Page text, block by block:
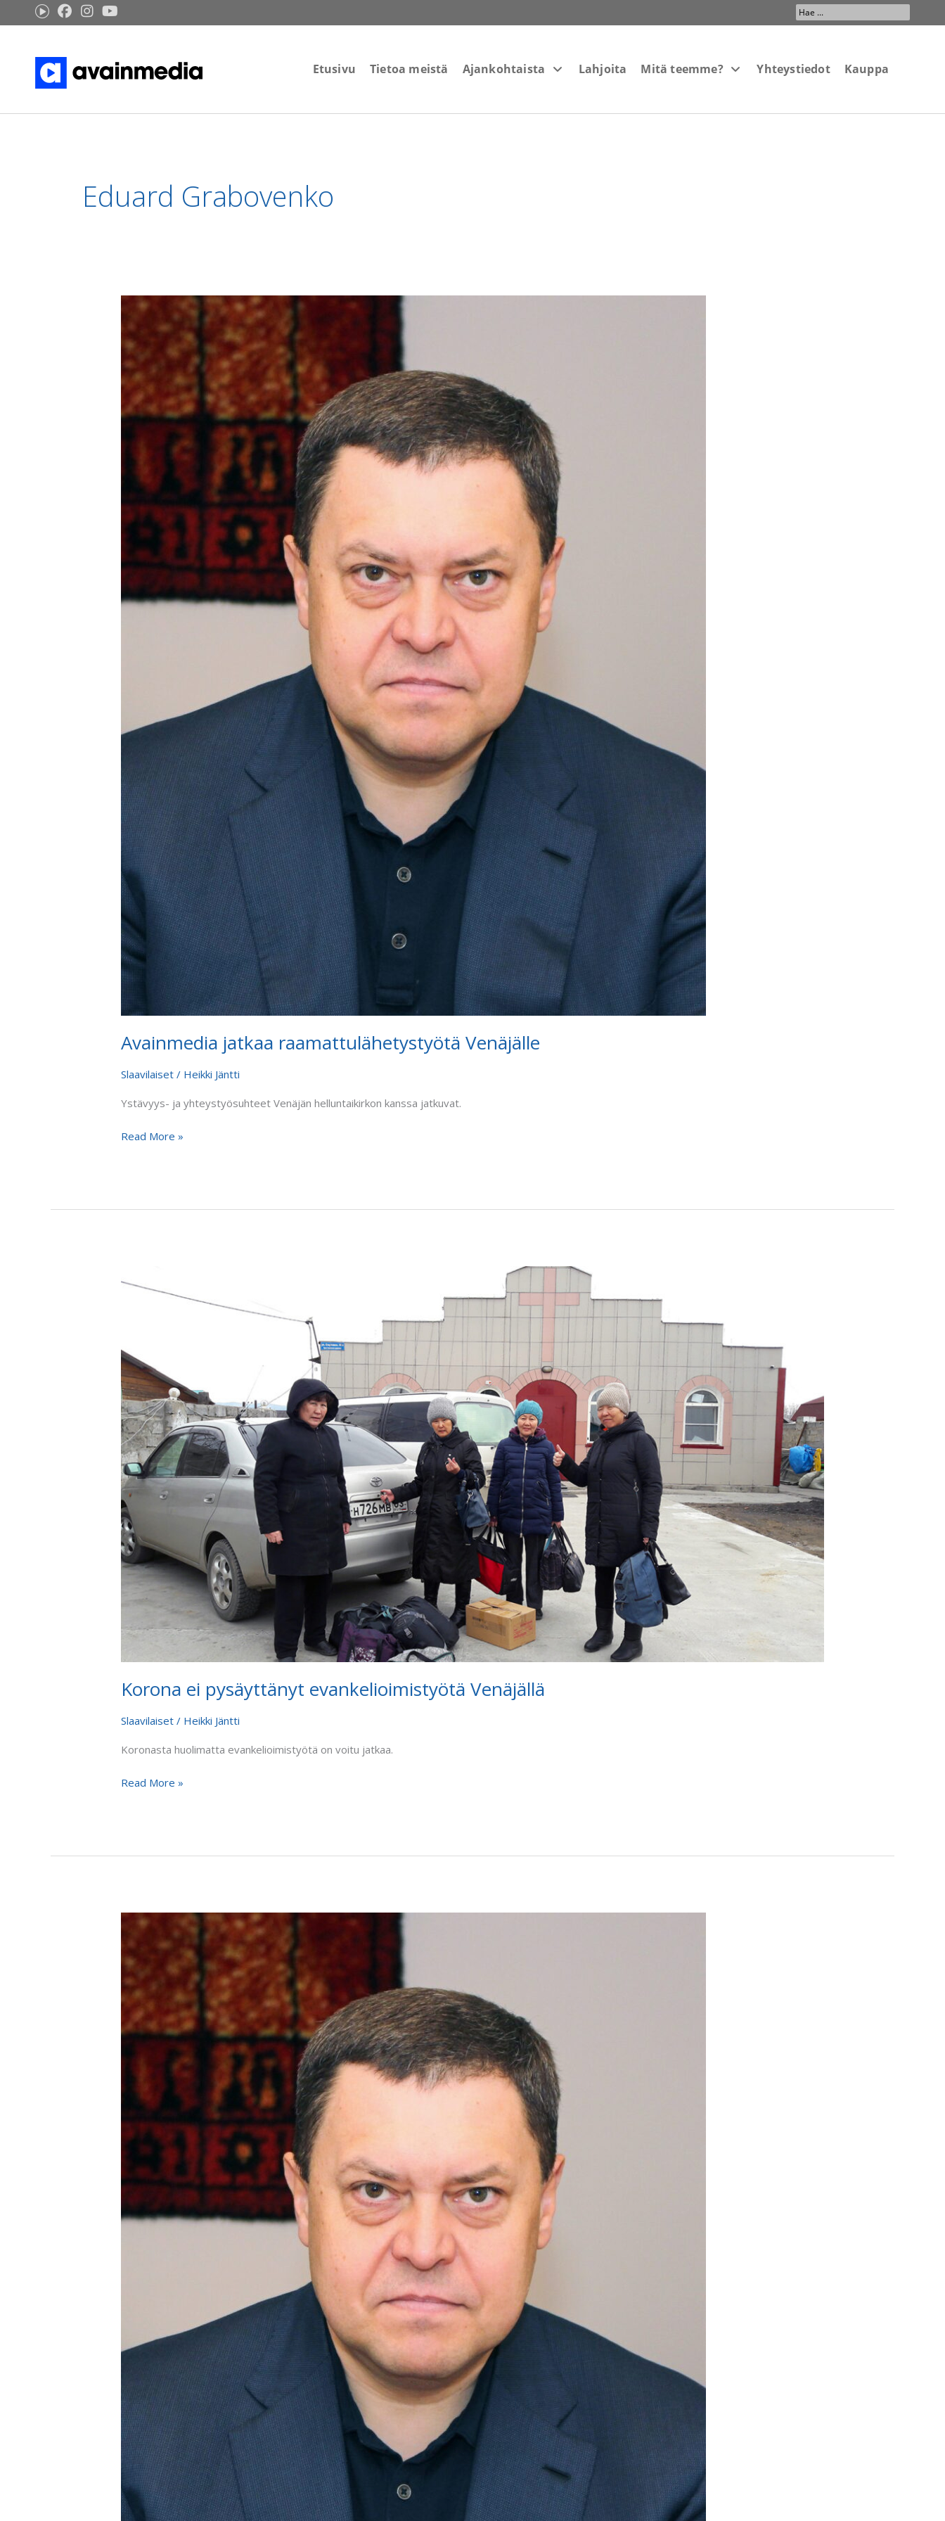
sisältöön
Search
...
Etusivu Tietoa meistä Ajankohtaista Lahjoita Mitä teemme? Yhteystiedot Kauppa
Eduard Grabovenko
Avainmedia jatkaa raamattulähetystyötä Venäjälle
Slaavilaiset / Heikki Jäntti
Ystävyys- ja yhteystyösuhteet Venäjän helluntaikirkon kanssa jatkuvat.
Avainmedia
raamattulähetystyötä
Venäjälle
Read More »
Korona ei pysäyttänyt evankelioimistyötä Venäjällä
Slaavilaiset / Heikki Jäntti
Koronasta huolimatta evankelioimistyötä on voitu jatkaa.
Read More »
Eduard
Grabovenko
jatkaa
Venäjän
Helluntaikirkon
johdossa